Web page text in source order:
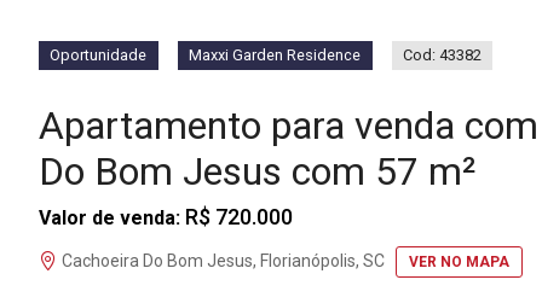
Oportunidade Maxxi Garden Residence Cod: 43382
Apartamento para venda
Do Bom Jesus com 57 m²
Valor de venda: R$ 720.000
Cachoeira Do Bom Jesus, Florianópolis, SC VER NO MAPA